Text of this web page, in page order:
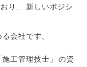
り
新しいポジシ
会社です。
施工管理技士 」 の資